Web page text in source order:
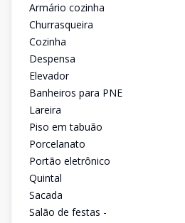
Armário cozinha
Churrasqueira
Cozinha
Despensa
Elevador
Banheiros para PNE
Lareira
Piso em tabuão
Porcelanato
Portão eletrônico
Quintal
Sacada
Salão de festas -